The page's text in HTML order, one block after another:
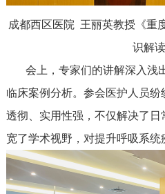
成都西区医院 王丽英教授 《重
识解读
会上，专家们的讲解深入浅
临床案例分析。参会医护人员
透彻、实用性强，不仅解决了
宽了学术视野，对提升呼吸系统